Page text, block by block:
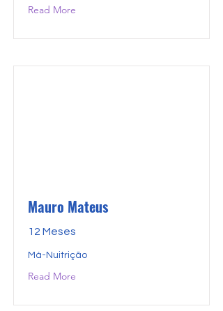
Read More
Mauro Mateus
12 Meses
Má-Nuitrição
Read More